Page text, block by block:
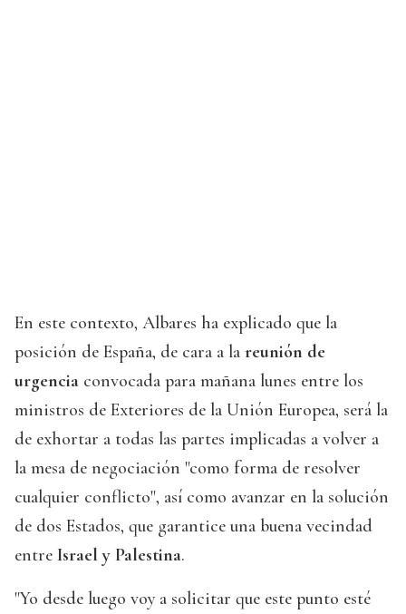
En este contexto, Albares ha explicado que la
posición de España, de cara a la reunión de
urgencia convocada para mañana lunes entre los
ministros de Exteriores de la Unión Europea, será la
de exhortar a todas las partes implicadas a volver a
la mesa de negociación "como forma de resolver
cualquier conflicto", así como avanzar en la solución
de dos Estados, que garantice una buena vecindad
entre Israel y Palestina.
"Yo desde luego voy a solicitar que este punto esté